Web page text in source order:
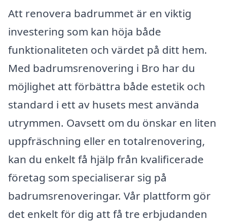
Att renovera badrummet är en viktig
investering som kan höja både
funktionaliteten och värdet på ditt hem.
Med badrumsrenovering i Bro har du
möjlighet att förbättra både estetik och
standard i ett av husets mest använda
utrymmen. Oavsett om du önskar en liten
uppfräschning eller en totalrenovering,
kan du enkelt få hjälp från kvalificerade
företag som specialiserar sig på
badrumsrenoveringar. Vår plattform gör
det enkelt för dig att få tre erbjudanden